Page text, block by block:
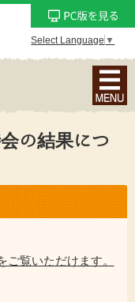
Select Language ▼
ナ
ビ
ー
ン
メ
の結果につ
覧いただけます。